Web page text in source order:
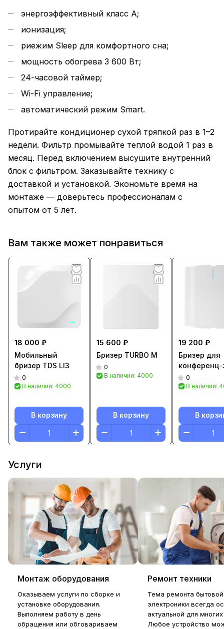
энергоэффективный класс А;
ионизация;
риежим Sleep для комфортного сна;
мощность обогрева 3 600 Вт;
24-часовой таймер;
Wi-Fi управление;
автоматический режим Smart.
Протирайте кондиционер сухой тряпкой раз в 1–2
недели. Фильтр промывайте теплой водой 1 раз в
месяц. Перед включением высушите внутренний
блок с фильтром. Заказывайте технику с
доставкой и установкой. Экономьте время на
монтаже — доверьтесь профессионалам с
опытом от 5 лет.
Вам также может понравиться
18 000 ₽
Мобильный
бризер TDS LI3
0
В наличии: 4000
В корзину
15 600 ₽
Бризер TURBO M
0
В наличии: 4000
В корзину
19 200 ₽
Бризер для
конференц-
0
В наличии:
В
Услуги
Монтаж оборудования
Оказываем услуги по сборке и
установке оборудования.
Выполняем работу в день
обращения или обговариваем
Ремонт техники
Тема ремонта бытовой
электроники всегда
актуальной для
Любое устройство